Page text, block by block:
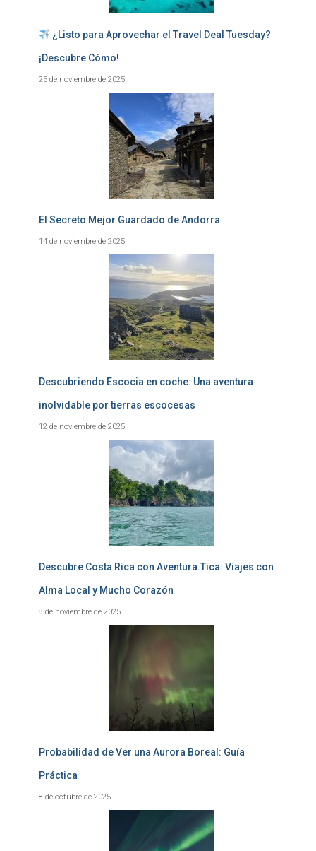
¿Listo para Aprovechar el Travel Deal Tuesday?
¡Descubre Cómo!
25 de noviembre de 2025
El Secreto Mejor Guardado de Andorra
14 de noviembre de 2025
Descubriendo Escocia en coche: Una aventura
inolvidable por tierras escocesas
12 de noviembre de 2025
Descubre Costa Rica con Aventura.Tica: Viajes con
Alma Local y Mucho Corazón
8 de noviembre de 2025
Probabilidad de Ver una Aurora Boreal: Guía
Práctica
8 de octubre de 2025